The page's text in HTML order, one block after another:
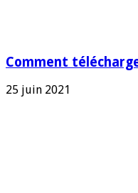
Comment
25 juin 2021